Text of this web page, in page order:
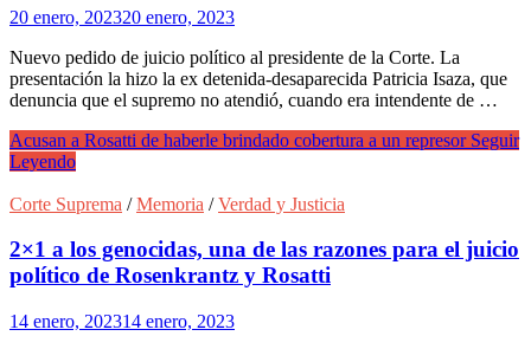
20 enero, 202320 enero, 2023
Nuevo pedido de juicio político al presidente de la Corte. La
presentación la hizo la ex detenida-desaparecida Patricia Isaza, que
denuncia que el supremo no atendió, cuando era intendente de …
Acusan a Rosatti de haberle brindado cobertura a un represorSeguir
Leyendo
Corte Suprema /Memoria /Verdad y Justicia
2×1 a los genocidas, una de las razones para el juicio
político de Rosenkrantz y Rosatti
14 enero, 202314 enero, 2023